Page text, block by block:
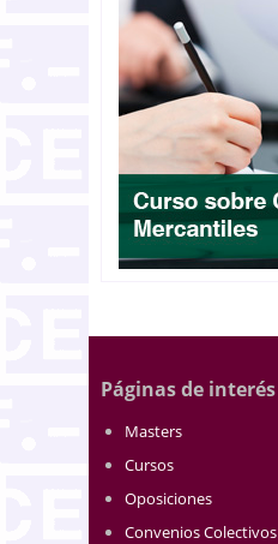
Páginas de interés
Masters
Cursos
Oposiciones
Convenios Colectivos